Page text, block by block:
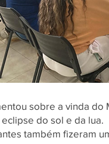
sobre a vinda do
do sol e da lua.
também fizeram